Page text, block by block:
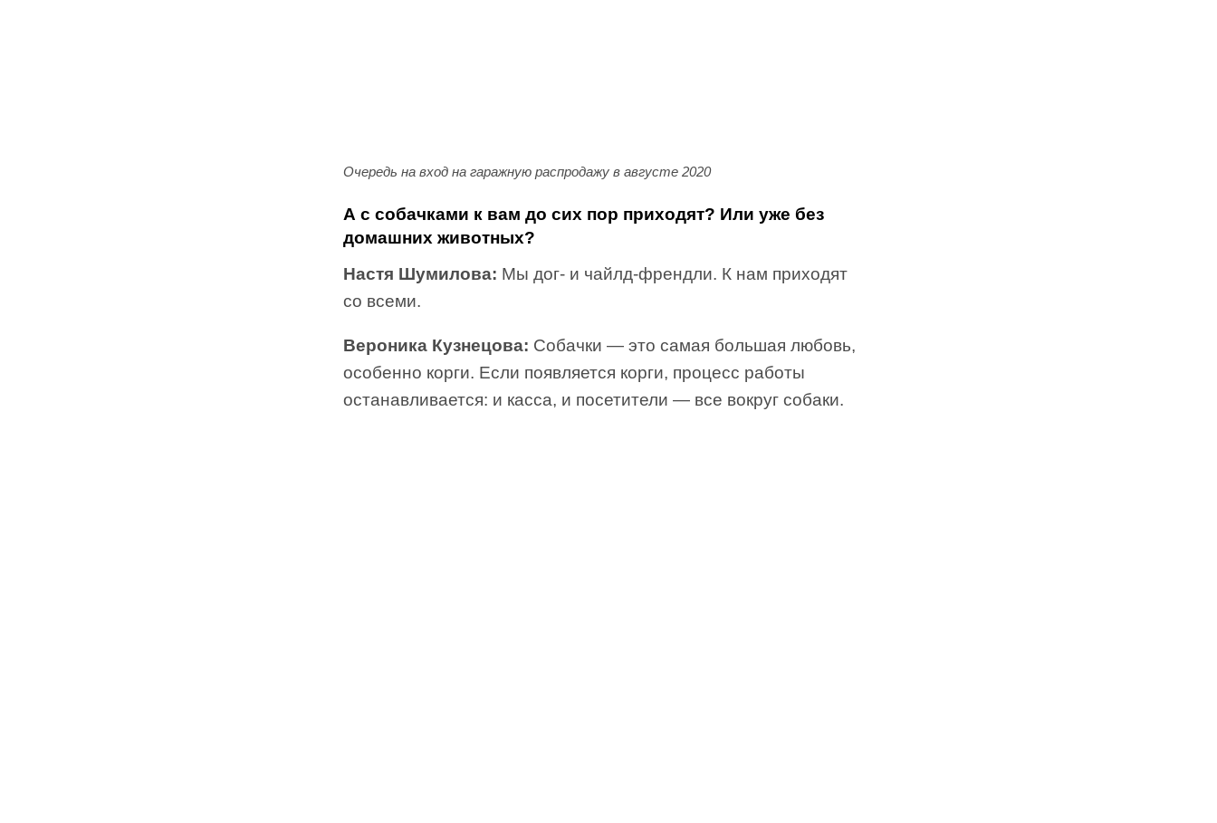
Очередь на вход на гаражную распродажу в августе 2020
А с собачками к вам до сих пор приходят? Или уже без
домашних животных?
Настя Шумилова: Мы дог- и чайлд-френдли. К нам приходят
со всеми.
Вероника Кузнецова: Собачки — это самая большая любовь,
особенно корги. Если появляется корги, процесс работы
останавливается: и касса, и посетители — все вокруг собаки.